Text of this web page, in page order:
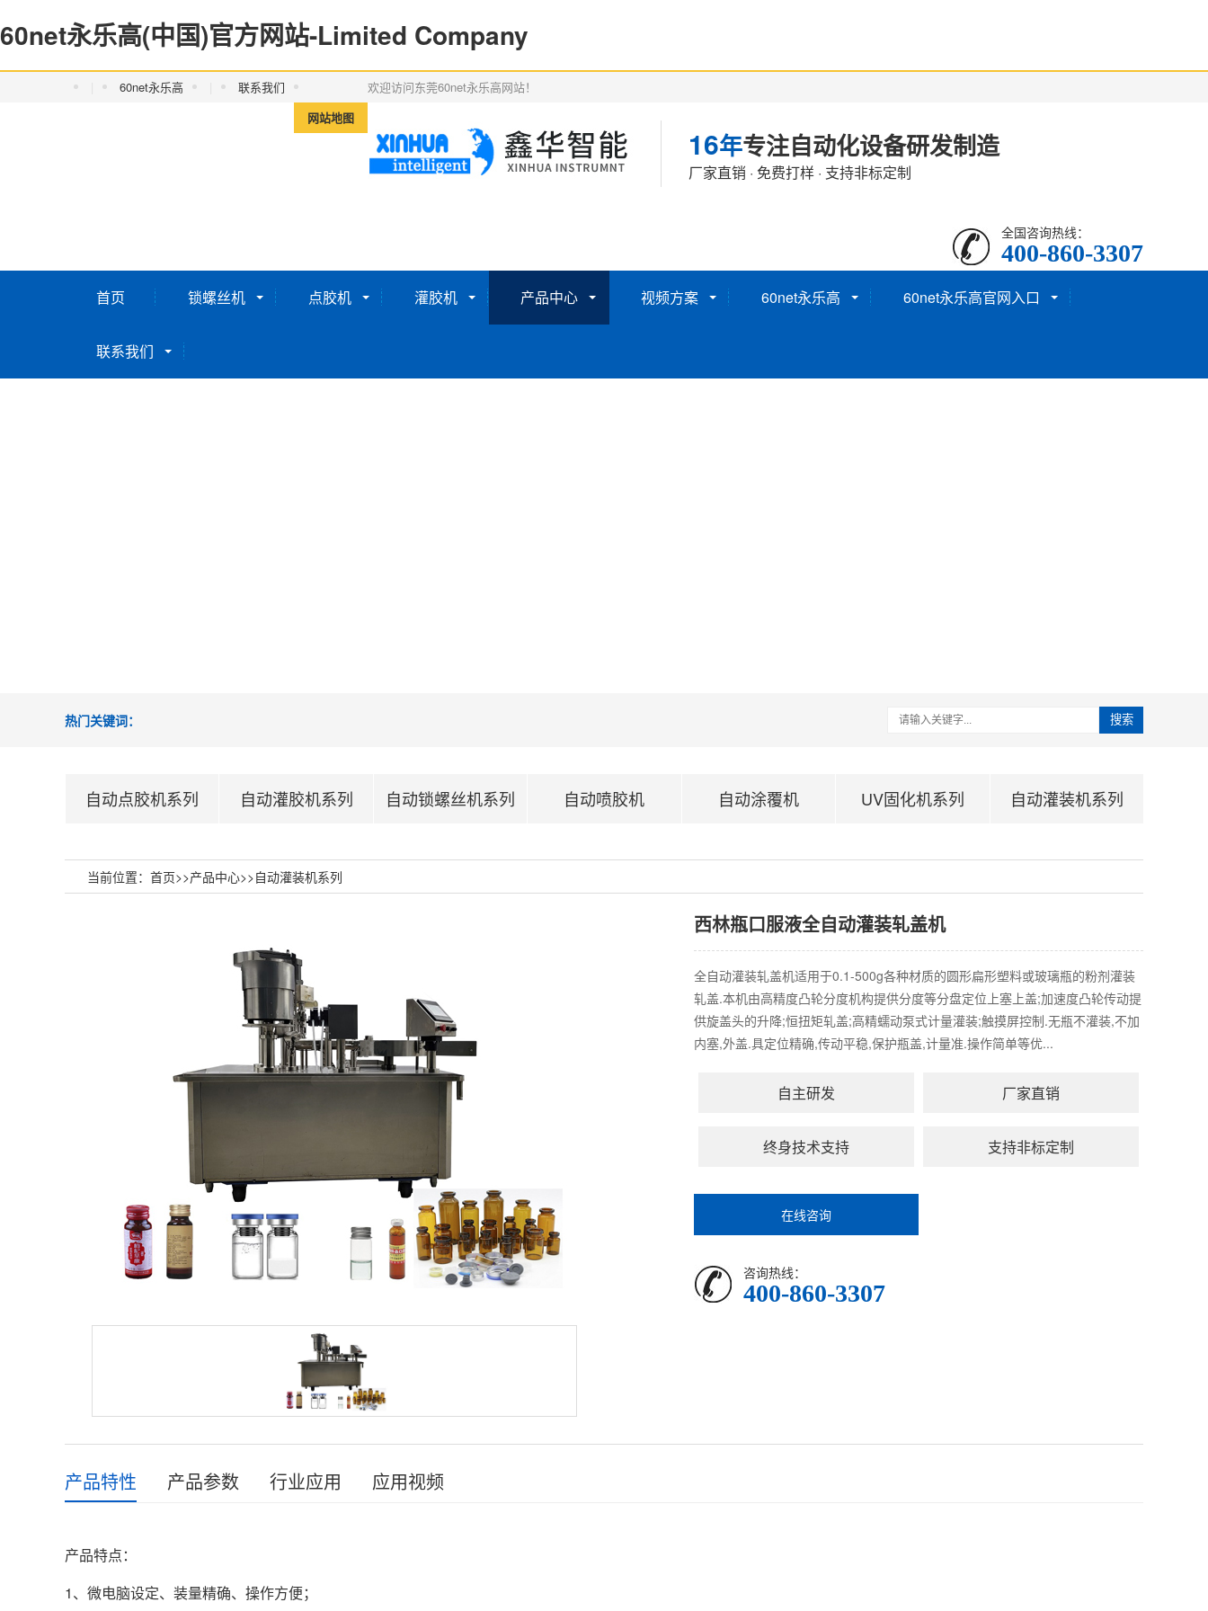
60net永乐高(中国)官方网站-Limited Company
60net永乐高
联系我们
网站地图
欢迎访问东莞60net永乐高网站！
16年专注自动化设备研发制造
厂家直销 · 免费打样 · 支持非标定制
全国咨询热线：
400-860-3307
首页 锁螺丝机 点胶机 灌胶机 产品中心 视频方案 60net永乐高 60net永乐高官网入口
联系我们
热门关键词： 搜索
自动点胶机系列 自动灌胶机系列 自动锁螺丝机系列 自动喷胶机 自动涂覆机 UV固化机系列 自动灌装机系列
当前位置： 首页>>产品中心>>自动灌装机系列
西林瓶口服液全自动灌装轧盖机
全自动灌装轧盖机适用于0.1-500g各种材质的圆形扁形塑料或玻璃瓶的粉剂灌装
轧盖.本机由高精度凸轮分度机构提供分度等分盘定位上塞上盖;加速度凸轮传动提
供旋盖头的升降;恒扭矩轧盖;高精蠕动泵式计量灌装;触摸屏控制.无瓶不灌装,不加
内塞,外盖.具定位精确,传动平稳,保护瓶盖,计量准.操作简单等优...
自主研发 厂家直销
终身技术支持 支持非标定制
在线咨询
咨询热线：
400-860-3307
产品特性 产品参数 行业应用 应用视频
产品特点：
1、微电脑设定、装量精确、操作方便；